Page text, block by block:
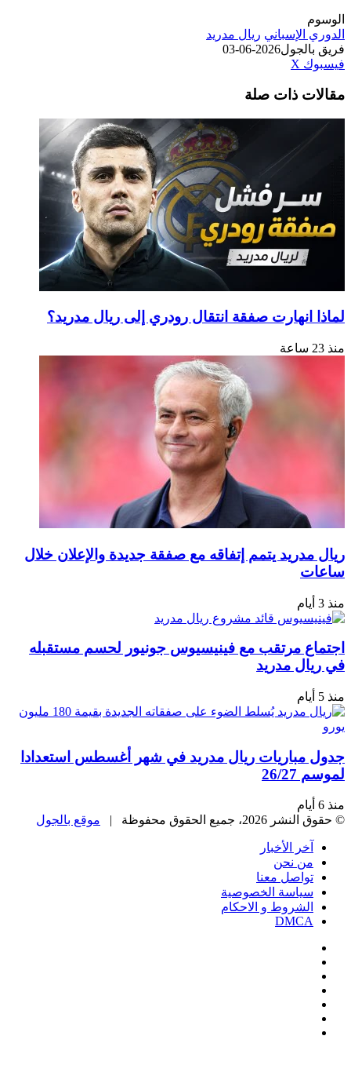
الوسوم
الدوري الإسباني ريال مدريد
فريق بالجول2026-06-03
فيسبوك ‫X
البريد
مقالات ذات صلة
لماذا انهارت صفقة انتقال رودري إلى ريال مدريد؟
منذ 23 ساعة
ريال مدريد يتمم إتفاقه مع صفقة جديدة والإعلان خلال
ساعات
منذ 3 أيام
اجتماع مرتقب مع فينيسيوس جونيور لحسم مستقبله
في ريال مدريد
منذ 5 أيام
جدول مباريات ريال مدريد في شهر أغسطس استعدادا
لموسم 26/27
منذ 6 أيام
© حقوق النشر 2026، جميع الحقوق محفوظة |
موقع بالجول
آخر الأخبار
من نحن
تواصل معنا
سياسة الخصوصية
الشروط و الاحكام
DMCA